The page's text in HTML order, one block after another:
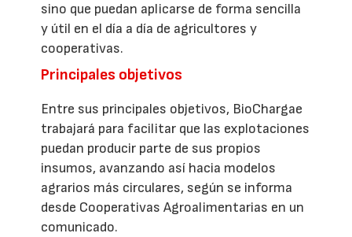
sino que puedan aplicarse de forma sencilla
y útil en el día a día de agricultores y
cooperativas.
Principales objetivos
Entre sus principales objetivos, BioChargae
trabajará para facilitar que las explotaciones
puedan producir parte de sus propios
insumos, avanzando así hacia modelos
agrarios más circulares, según se informa
desde Cooperativas Agroalimentarias en un
comunicado.